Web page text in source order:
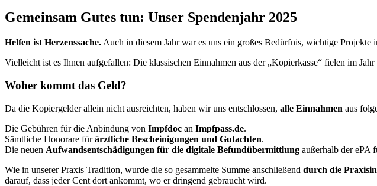
Gemeinsam Gutes tun: Unser Spendenjahr 2025
Helfen ist Herzenssache. Auch in diesem Jahr war es uns ein großes Bedürfnis, wichtige Projekte
Vielleicht ist es Ihnen aufgefallen: Die klassischen Einnahmen aus der „Kopierkasse“ fielen im
Woher kommt das Geld?
Da die Kopiergelder allein nicht ausreichten, haben wir uns entschlossen, alle Einnahmen aus
Die Gebühren für die Anbindung von Impfdoc an Impfpass.de.
Sämtliche Honorare fürärztliche Bescheinigungen und Gutachten.
Die neuen Aufwandsentschädigungen für die digitale Befundübermittlung außerhalb der ePA
Wie in unserer Praxis Tradition, wurde die so gesammelte Summe anschließend durch die
darauf, dass jeder Cent dort ankommt, wo er dringend gebraucht wird.